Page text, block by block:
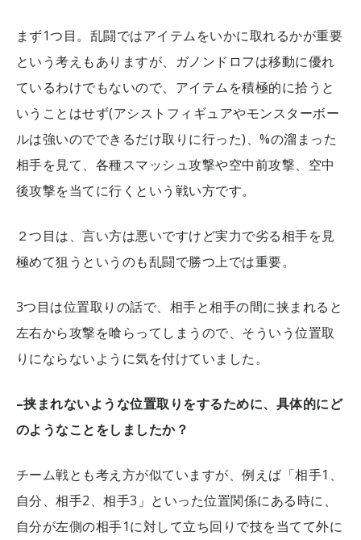
まず1つ目。乱闘ではアイテムをいかに取れるかが重要
という考えもありますが、ガノンドロフは移動に優れ
ているわけでもないので、アイテムを積極的に拾うと
いうことはせず(アシストフィギュアやモンスターボー
ルは強いのでできるだけ取りに行った)、%の溜まった
相手を見て、各種スマッシュ攻撃や空中前攻撃、空中
後攻撃を当てに行くという戦い方です。
２つ目は、言い方は悪いですけど実力で劣る相手を見
極めて狙うというのも乱闘で勝つ上では重要。
3つ目は位置取りの話で、相手と相手の間に挟まれると
左右から攻撃を喰らってしまうので、そういう位置取
りにならないように気を付けていました。
–挟まれないような位置取りをするために、具体的にど
のようなことをしましたか？
チーム戦とも考え方が似ていますが、例えば「相手1、
自分、相手2、相手3」といった位置関係にある時に、
自分が左側の相手1に対して立ち回りで技を当てて外に